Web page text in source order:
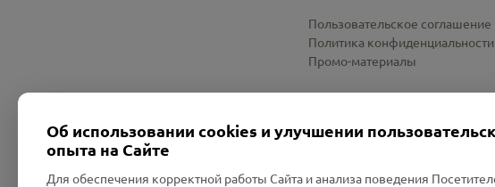
Пользовательское соглашение
Политика конфиденциальности
Промо-материалы
Об использовании cookies и улучшении
опыта на Сайте
Для обеспечения корректной работы Сайта и анализа поведения